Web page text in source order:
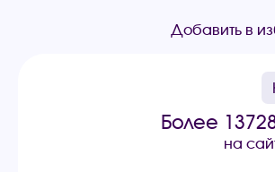
Добавить в
Более
на